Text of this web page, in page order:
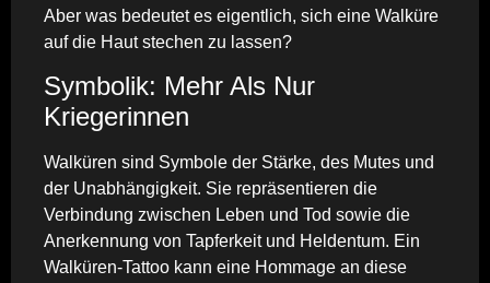
Aber was bedeutet es eigentlich, sich eine Walküre
auf die Haut stechen zu lassen?
Symbolik: Mehr Als Nur
Kriegerinnen
Walküren sind Symbole der Stärke, des Mutes und
der Unabhängigkeit. Sie repräsentieren die
Verbindung zwischen Leben und Tod sowie die
Anerkennung von Tapferkeit und Heldentum. Ein
Walküren-Tattoo kann eine Hommage an diese